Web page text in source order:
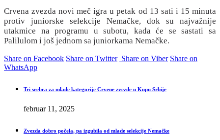
Crvena zvezda novi meč igra u petak od 13 sati i 15 minuta
protiv juniorske selekcije Nemačke, dok su najvažnije
utakmice na programu u subotu, kada će se sastati sa
Palilulom i još jednom sa juniorkama Nemačke.
Share on Facebook Share on Twitter Share on Viber Share on
WhatsApp
Tri srebra za mlađe kategorije Crvene zvezde u Kupu Srbije
februar 11, 2025
Zvezda dobro počela, pa izgubila od mlade selekcije Nemačke